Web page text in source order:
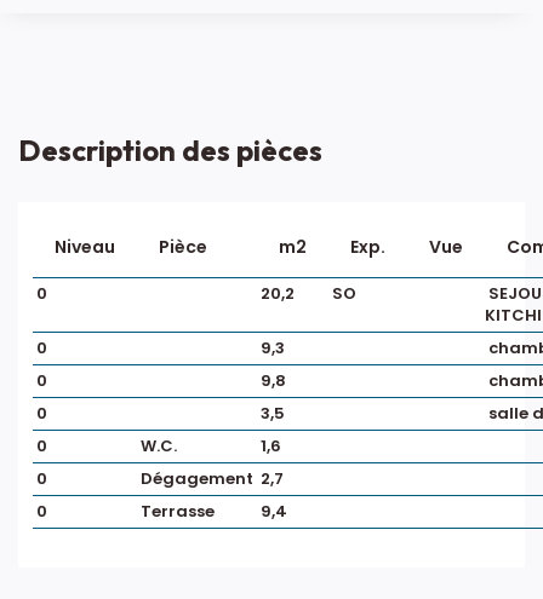
Description des pièces
Niveau Pièce m2 Exp. Vue
0 20,2 SO
0
9,3
0
9,8
0
3,5
salle
0
W.C.
1,6
0
Dégagement 2,7
0
Terrasse 9,4